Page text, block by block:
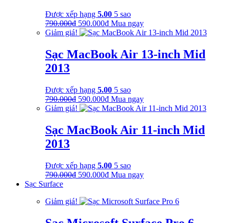
Được xếp hạng 5.00 5 sao
790.000₫ Giá
gốc
790.000₫.
590.000₫Giá
hiện
là:
590.000₫.
Mua ngay
Giảm giá!
Sạc MacBook Air 13-inch Mid
2013
Được xếp hạng 5.00 5 sao
790.000₫ Giá
gốc
790.000₫.
590.000₫Giá
hiện
là:
590.000₫.
Mua ngay
Giảm giá!
Sạc MacBook Air 11-inch Mid
2013
Được xếp hạng 5.00 5 sao
790.000₫ Giá
790.000₫.
590.000₫Giá
là:
Mua ngay
Sạc Surface
Giảm giá!